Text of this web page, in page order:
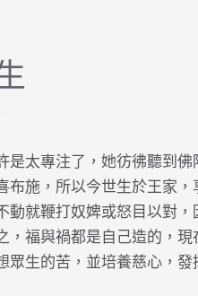
是太專注了，她彷彿聽到佛
布施，所以今世生於王家，
動就鞭打奴婢或怒目以對
，福與禍都是自己造的，現
眾生的苦，並培養慈心，發